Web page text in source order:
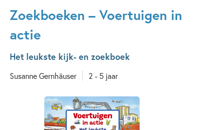
uitgevers
Zoekboeken – Voertuigen in
actie
Het leukste kijk- en zoekboek
Susanne Gernhäuser 2 - 5 jaar